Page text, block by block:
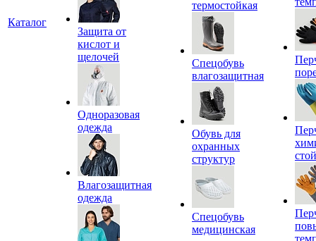
Каталог
Защита от
кислот и
щелочей
Одноразовая
одежда
Влагозащитная
одежда
термостойкая
Спецобувь
влагозащитная
Обувь для
охранных
структур
Спецобувь
медицинская